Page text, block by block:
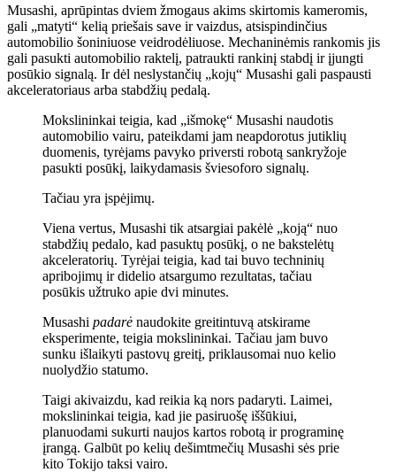
Musashi, aprūpintas dviem žmogaus akims skirtomis kameromis,
gali „matyti“ kelią priešais save ir vaizdus, ​​atsispindinčius
automobilio šoniniuose veidrodėliuose. Mechaninėmis rankomis jis
gali pasukti automobilio raktelį, patraukti rankinį stabdį ir įjungti
posūkio signalą. Ir dėl neslystančių „kojų“ Musashi gali paspausti
akceleratoriaus arba stabdžių pedalą.
Mokslininkai teigia, kad „išmokę“ Musashi naudotis
automobilio vairu, pateikdami jam neapdorotus jutiklių
duomenis, tyrėjams pavyko priversti robotą sankryžoje
pasukti posūkį, laikydamasis šviesoforo signalų.
Tačiau yra įspėjimų.
Viena vertus, Musashi tik atsargiai pakėlė „koją“ nuo
stabdžių pedalo, kad pasuktų posūkį, o ne bakstelėtų
akceleratorių. Tyrėjai teigia, kad tai buvo techninių
apribojimų ir didelio atsargumo rezultatas, tačiau
posūkis užtruko apie dvi minutes.
Musashi padarė naudokite greitintuvą atskirame
eksperimente, teigia mokslininkai. Tačiau jam buvo
sunku išlaikyti pastovų greitį, priklausomai nuo kelio
nuolydžio statumo.
Taigi akivaizdu, kad reikia ką nors padaryti. Laimei,
mokslininkai teigia, kad jie pasiruošę iššūkiui,
planuodami sukurti naujos kartos robotą ir programinę
įrangą. Galbūt po kelių dešimtmečių Musashi sės prie
kito Tokijo taksi vairo.